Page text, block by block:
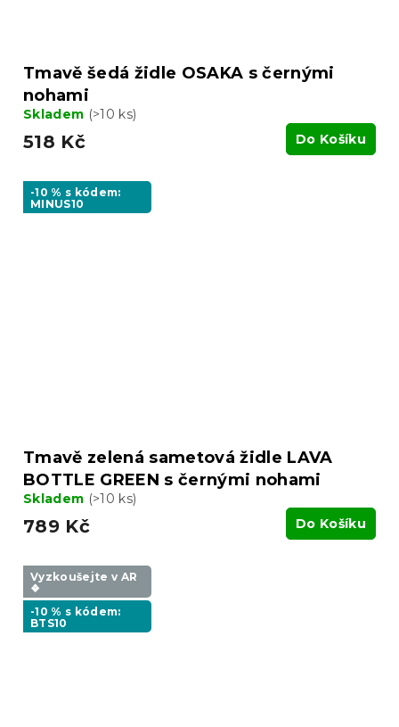
Tmavě šedá židle OSAKA s černými
nohami
Skladem (>10 ks)
518 Kč Do Košíku
-10 % s kódem:
MINUS10
Tmavě zelená sametová židle LAVA
BOTTLE GREEN s černými nohami
Skladem (>10 ks)
789 Kč Do Košíku
Vyzkoušejte v AR
❖
-10 % s kódem:
BTS10